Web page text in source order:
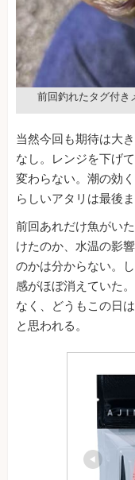
前回釣れたタグ付き
当然今回も期待は大
なし。レンジを下げ
変わらない。潮の効
らしいアタリは最後
前回あれだけ魚がい
けたのか、水温の影
のかは分からない。
感がほぼ消えていた
なく、どうもこの日
と思われる。